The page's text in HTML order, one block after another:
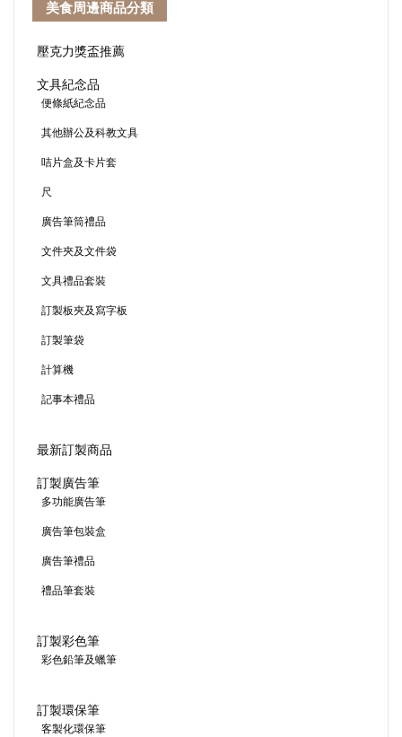
美食周邊商品分類
壓克力獎盃推薦
文具紀念品
便條紙紀念品
其他辦公及科教文具
咭片盒及卡片套
尺
廣告筆筒禮品
文件夾及文件袋
文具禮品套裝
訂製板夾及寫字板
訂製筆袋
計算機
記事本禮品
最新訂製商品
訂製廣告筆
多功能廣告筆
廣告筆包裝盒
廣告筆禮品
禮品筆套裝
訂製彩色筆
彩色鉛筆及蠟筆
訂製環保筆
客製化環保筆